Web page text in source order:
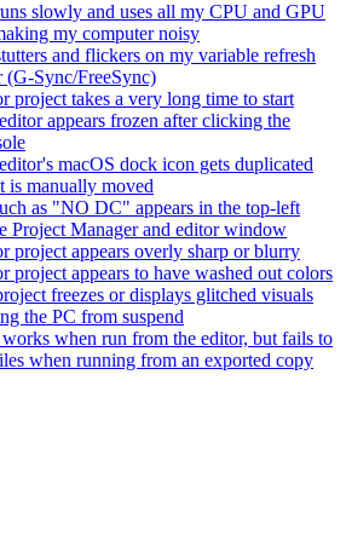
slowly and uses all my CPU and GPU
my computer noisy
and flickers on my variable refresh
(G-Sync/FreeSync)
project takes a very long time to start
appears frozen after clicking the
macOS dock icon gets duplicated
is manually moved
as "NO DC" appears in the top-left
Project Manager and editor window
project appears overly sharp or blurry
project appears to have washed out colors
freezes or displays glitched visuals
the PC from suspend
when run from the editor, but fails to
when running from an exported copy